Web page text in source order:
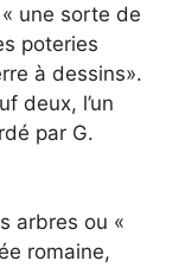
une sorte de
poteries
à dessins».
deux, l’un
par G.
arbres ou «
romaine,